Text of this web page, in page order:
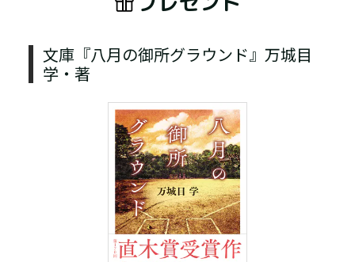
文庫『八月の御所グラウンド』万城目
学・著